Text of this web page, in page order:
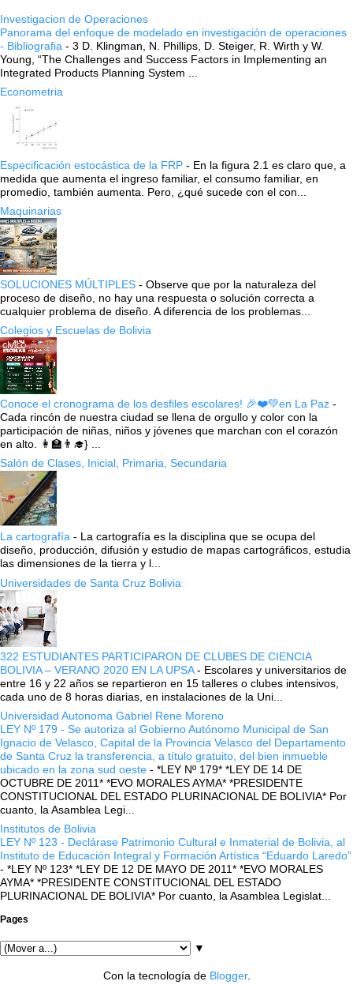
Investigacion de Operaciones
Panorama del enfoque de modelado en investigación de operaciones
- Bibliografia - 3 D. Klingman, N. Phillips, D. Steiger, R. Wirth y W.
Young, “The Challenges and Success Factors in Implementing an
Integrated Products Planning System ...
Econometria
Especificación estocástica de la FRP - En la figura 2.1 es claro que, a
medida que aumenta el ingreso familiar, el consumo familiar, en
promedio, también aumenta. Pero, ¿qué sucede con el con...
Maquinarias
SOLUCIONES MÚLTIPLES - Observe que por la naturaleza del
proceso de diseño, no hay una respuesta o solución correcta a
cualquier problema de diseño. A diferencia de los problemas...
Colegios y Escuelas de Bolivia
Conoce el cronograma de los desfiles escolares! 🎉❤️💚en La Paz -
Cada rincón de nuestra ciudad se llena de orgullo y color con la
participación de niñas, niños y jóvenes que marchan con el corazón
en alto. 👩‍🏫👨‍🎓} ...
Salón de Clases, Inicial, Primaria, Secundaria
La cartografía - La cartografía es la disciplina que se ocupa del
diseño, producción, difusión y estudio de mapas cartográficos, estudia
las dimensiones de la tierra y l...
Universidades de Santa Cruz Bolivia
322 ESTUDIANTES PARTICIPARON DE CLUBES DE CIENCIA
BOLIVIA – VERANO 2020 EN LA UPSA- Escolares y universitarios de
entre 16 y 22 años se repartieron en 15 talleres o clubes intensivos,
cada uno de 8 horas diarias, en instalaciones de la Uni...
Universidad Autonoma Gabriel Rene Moreno
LEY Nº 179 - Se autoriza al Gobierno Autónomo Municipal de San
Ignacio de Velasco, Capital de la Provincia Velasco del Departamento
de Santa Cruz la transferencia, a título gratuito, del bien inmueble
ubicado en la zona sud oeste - *LEY Nº 179* *LEY DE 14 DE
OCTUBRE DE 2011* *EVO MORALES AYMA* *PRESIDENTE
CONSTITUCIONAL DEL ESTADO PLURINACIONAL DE BOLIVIA* Por
cuanto, la Asamblea Legi...
Institutos de Bolivia
LEY Nº 123 - Declárase Patrimonio Cultural e Inmaterial de Bolivia, al
Instituto de Educación Integral y Formación Artística “Eduardo Laredo”
- *LEY Nº 123* *LEY DE 12 DE MAYO DE 2011* *EVO MORALES
AYMA* *PRESIDENTE CONSTITUCIONAL DEL ESTADO
PLURINACIONAL DE BOLIVIA* Por cuanto, la Asamblea Legislat...
Pages
▼
Con la tecnología de Blogger.